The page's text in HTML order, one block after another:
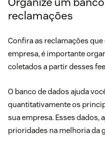
reclamações
Confira as reclamações
empresa, é importante
coletados a partir desses
O banco de dados ajuda
quantitativamente os
sua empresa. Esses dados,
prioridades na melhoria da